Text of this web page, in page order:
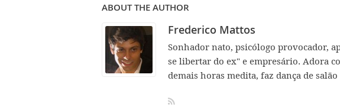
ABOUT THE AUTHOR
Frederico Mattos
Sonhador nato, psicólogo provocador,
se libertar do ex" e empresário. Adora
demais horas medita, faz dança de